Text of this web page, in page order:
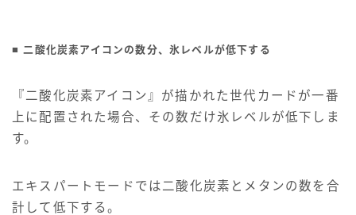
■ 二酸化炭素アイコンの数分、氷レベルが低下する
『二酸化炭素アイコン』が描かれた世代カードが一番
上に配置された場合、その数だけ氷レベルが低下しま
す。
エキスパートモードでは二酸化炭素とメタンの数を合
計して低下する。